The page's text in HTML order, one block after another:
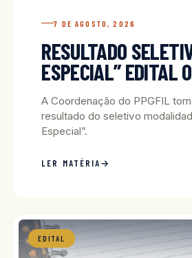
7 DE AGOSTO, 2026
RESULTADO
ESPECIAL”
A Coordenação do PPGFIL
resultado do seletivo
Especial”.
LER MATÉRIA
EDITAL